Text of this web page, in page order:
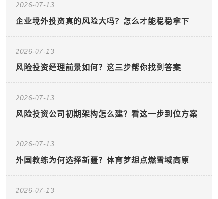
2026-07-13
企业境外投资真的风险大吗？怎么才能稳稳拿下
2026-07-13
风险投资经理前景如何？这三步帮你找到答案
2026-07-13
风险投资公司初期架构怎么建？看这一步到位方案
2026-07-13
外国教练为何选择新疆？体育梦想点燃雪域高原
2026-07-13